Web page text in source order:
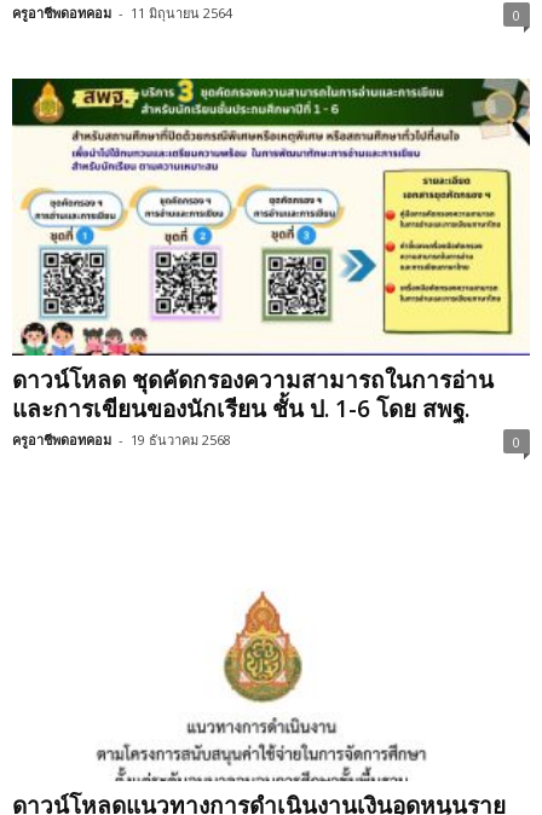
ครูอาชีพดอทคอม - 11 มิถุนายน 2564 0
ดาวน์โหลด ชุดคัดกรองความสามารถในการอ่าน
และการเขียนของนักเรียน ชั้น ป. 1-6 โดย สพฐ.
ครูอาชีพดอทคอม - 19 ธันวาคม 2568 0
ดาวน์โหลดแนวทางการดำเนินงานเงินอุดหนุนราย